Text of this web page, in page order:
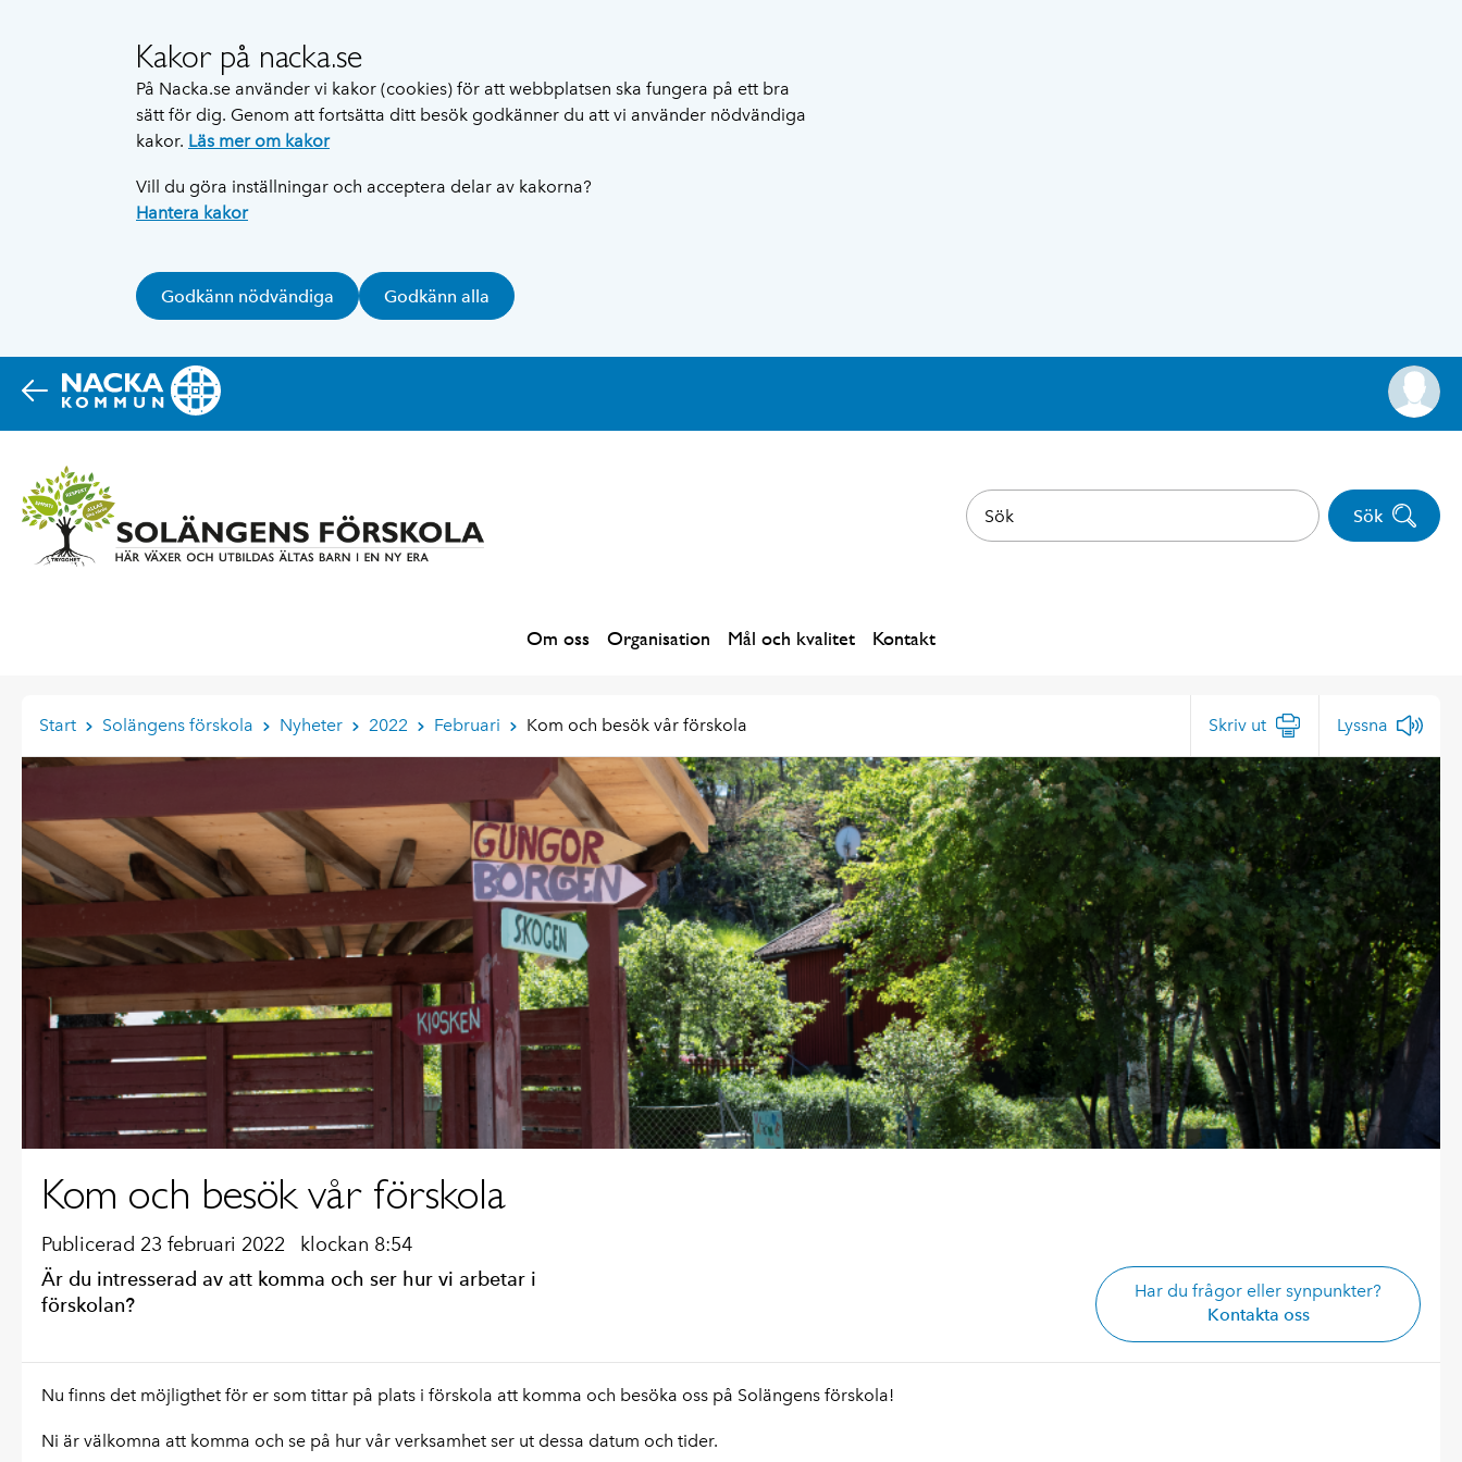
Kakor på nacka.se
På Nacka.se använder vi kakor (cookies) för att webbplatsen ska fungera på ett bra
sätt för dig. Genom att fortsätta ditt besök godkänner du att vi använder nödvändiga
kakor. Läs mer om kakor
Vill du göra inställningar och acceptera delar av kakorna?
Hantera kakor
Godkänn nödvändiga Godkänn alla
Sök
Om oss Organisation Mål och kvalitet Kontakt
Start Solängens förskola Nyheter 2022 Februari Kom och besök vår förskola Skriv ut Lyssna
Kom och besök vår förskola
Publicerad 23 februari 2022 klockan 8:54
Är du intresserad av att komma och ser hur vi arbetar i
förskolan?
Har du frågor eller synpunkter?
Kontakta oss
Nu finns det möjligthet för er som tittar på plats i förskola att komma och besöka oss på Solängens förskola!
Ni är välkomna att komma och se på hur vår verksamhet ser ut dessa datum och tider.